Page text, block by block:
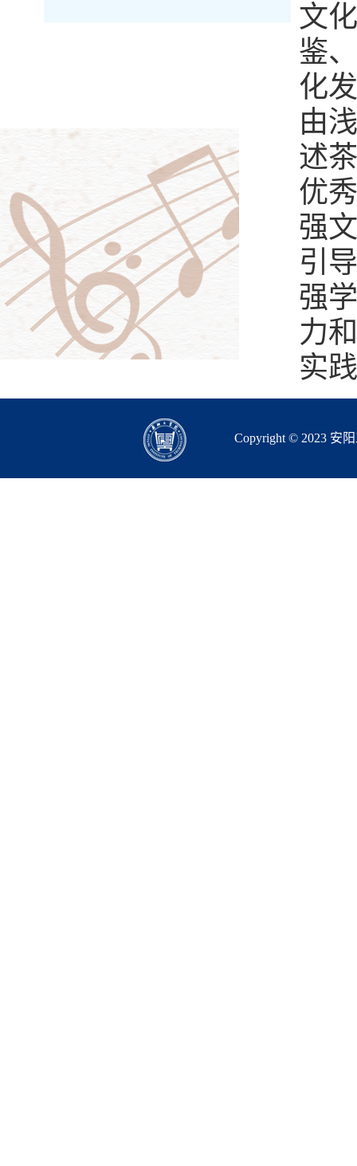
文
鉴
化
由
述
优
强
引
强
力
实
Copyright © 2023 安